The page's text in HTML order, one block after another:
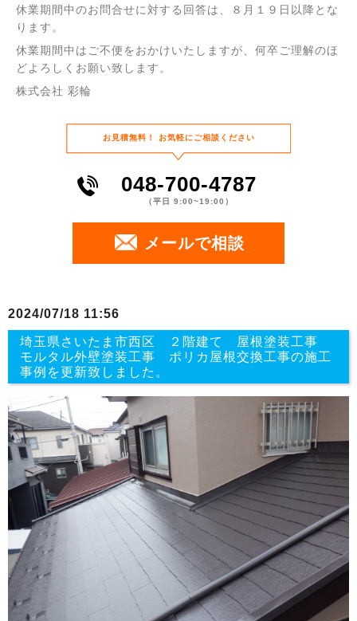
休業期間中のお問合せに対する回答は、８月１９日以降とな
ります。
休業期間中はご不便をおかけいたしますが、何卒ご理解のほ
どよろしくお願い致します。
株式会社 彩輪
お⾒積無料！ お気軽にご相談ください
048-700-4787
（平⽇ 9:00~19:00）
メールで相談
2024/07/18 11:56
埼玉県さいたま市西区 ２階建て 屋根塗装工事
モルタル外壁塗装工事 ポリカ屋根交換工事の施工
事例を更新致しました。